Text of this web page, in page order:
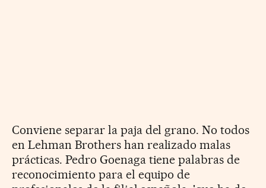
Conviene separar la paja del grano. No todos
en Lehman Brothers han realizado malas
prácticas. Pedro Goenaga tiene palabras de
reconocimiento para el equipo de